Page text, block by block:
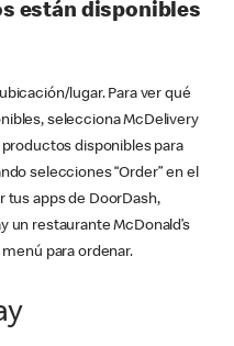
están disponibles
lugar. Para ver qué
selecciona McDelivery
disponibles para
selecciones “Order” en el
tus apps de DoorDash,
un restaurante McDonald’s
para ordenar.